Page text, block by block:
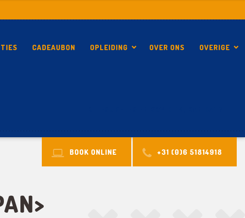
CADEAUBON OPLEIDING OVER ONS OVERIGE
BOOK ONLINE +31 (0)6 51814918